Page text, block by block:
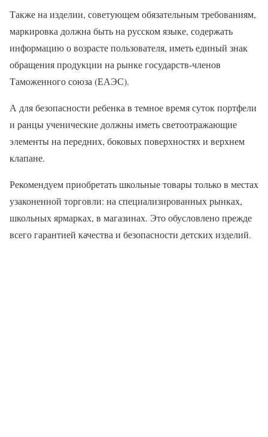
Также на изделии, советующем обязательным требованиям,
маркировка должна быть на русском языке, содержать
информацию о возрасте пользователя, иметь единый знак
обращения продукции на рынке государств-членов
Таможенного союза (ЕАЭС).
А для безопасности ребенка в темное время суток портфели
и ранцы ученические должны иметь светоотражающие
элементы на передних, боковых поверхностях и верхнем
клапане.
Рекомендуем приобретать школьные товары только в местах
узаконенной торговли: на специализированных рынках,
школьных ярмарках, в магазинах. Это обусловлено прежде
всего гарантией качества и безопасности детских изделий.